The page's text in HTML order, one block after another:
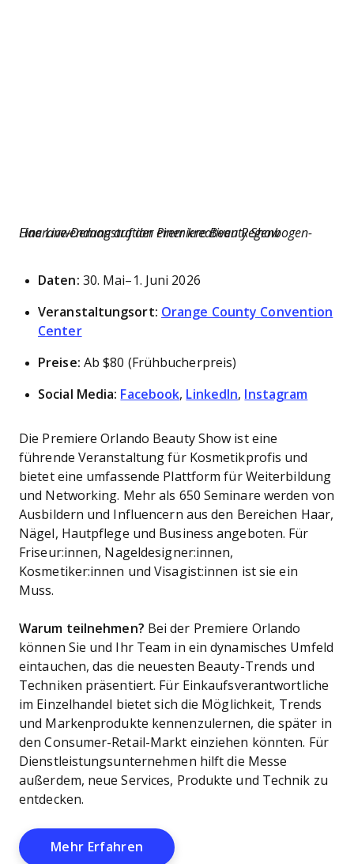
Eine Live-Demonstration einer kreativen Regenbogen-Haaranwendung auf der Premiere Beauty Show
Daten: 30. Mai–1. Juni 2026
Veranstaltungsort: Orange County Convention
Center
Preise: Ab $80 (Frühbucherpreis)
Social Media: Facebook, LinkedIn, Instagram
Die Premiere Orlando Beauty Show ist eine
führende Veranstaltung für Kosmetikprofis und
bietet eine umfassende Plattform für Weiterbildung
und Networking. Mehr als 650 Seminare werden von
Ausbildern und Influencern aus den Bereichen Haar,
Nägel, Hautpflege und Business angeboten. Für
Friseur:innen, Nageldesigner:innen,
Kosmetiker:innen und Visagist:innen ist sie ein
Muss.
Warum teilnehmen? Bei der Premiere Orlando
können Sie und Ihr Team in ein dynamisches Umfeld
eintauchen, das die neuesten Beauty-Trends und
Techniken präsentiert. Für Einkaufsverantwortliche
im Einzelhandel bietet sich die Möglichkeit, Trends
und Markenprodukte kennenzulernen, die später in
den Consumer-Retail-Markt einziehen könnten. Für
Dienstleistungsunternehmen hilft die Messe
außerdem, neue Services, Produkte und Technik zu
entdecken.
Mehr Erfahren Opens New Window